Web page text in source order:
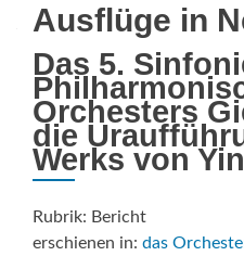
Ausflüge in
Das 5.
Orchesters
die
Werks von
Rubrik: Bericht
erschienen in: das